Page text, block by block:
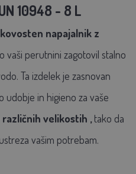
10948 - 8 L
napajalnik z
vaši perutnini zagotovil stalno
Ta izdelek je zasnovan
udobje in higieno za vaše
različnih velikostih , tako da
vašim potrebam.